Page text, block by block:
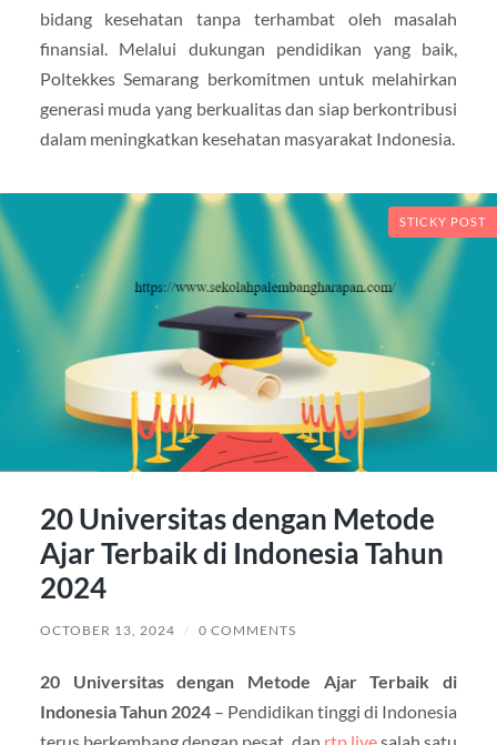
bidang kesehatan tanpa terhambat oleh masalah
finansial. Melalui dukungan pendidikan yang baik,
Poltekkes Semarang berkomitmen untuk melahirkan
generasi muda yang berkualitas dan siap berkontribusi
dalam meningkatkan kesehatan masyarakat Indonesia.
STICKY POST
20 Universitas dengan Metode
Ajar Terbaik di Indonesia Tahun
2024
OCTOBER 13, 2024 / 0 COMMENTS
20 Universitas dengan Metode Ajar Terbaik di
Indonesia Tahun 2024– Pendidikan tinggi di Indonesia